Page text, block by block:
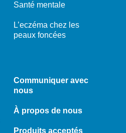
Santé mentale
L’eczéma chez les
peaux foncées
Communiquer avec
nous
À propos de nous
Produits acceptés